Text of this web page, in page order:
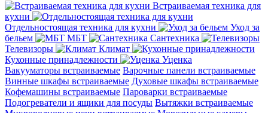
Встраиваемая техника для
кухни
Отдельностоящая техника для кухни
Уход за
бельем
МБТ
Сантехника
Телевизоры
Климат
Кухонные принадлежности
Уценка
Вакууматоры встраиваемые Варочные панели встраиваемые
Винные шкафы встраиваемые Духовые шкафы встраиваемые
Кофемашины встраиваемые Пароварки встраиваемые
Подогреватели и ящики для посуды Вытяжки встраиваемые